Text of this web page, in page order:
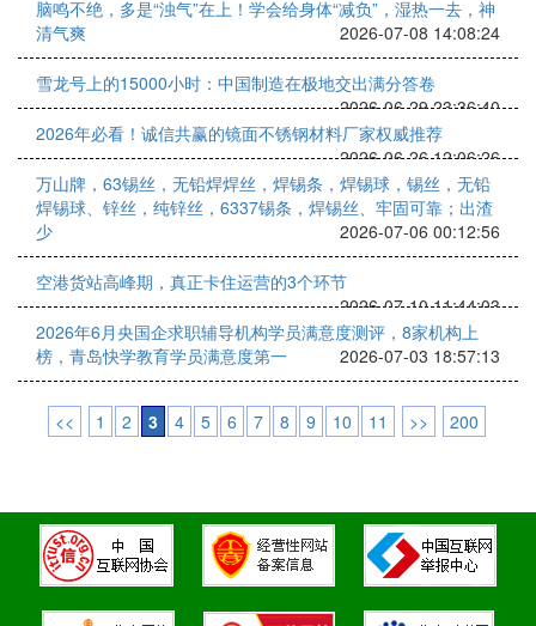
脑鸣不绝，多是“浊气”在上！学会给身体“减负”，湿热一去，神
清气爽
2026-07-08 14:08:24
雪龙号上的15000小时：中国制造在极地交出满分答卷
2026-06-29 23:36:40
2026年必看！诚信共赢的镜面不锈钢材料厂家权威推荐
2026-06-26 12:06:26
万山牌，63锡丝，无铅焊焊丝，焊锡条，焊锡球，锡丝，无铅
焊锡球、锌丝，纯锌丝，6337锡条，焊锡丝、牢固可靠；出渣
少
2026-07-06 00:12:56
空港货站高峰期，真正卡住运营的3个环节
2026-07-10 11:44:03
2026年6月央国企求职辅导机构学员满意度测评，8家机构上
榜，青岛快学教育学员满意度第一
2026-07-03 18:57:13
<< 1 2 3 4 5 6 7 8 9 10 11 >> 200